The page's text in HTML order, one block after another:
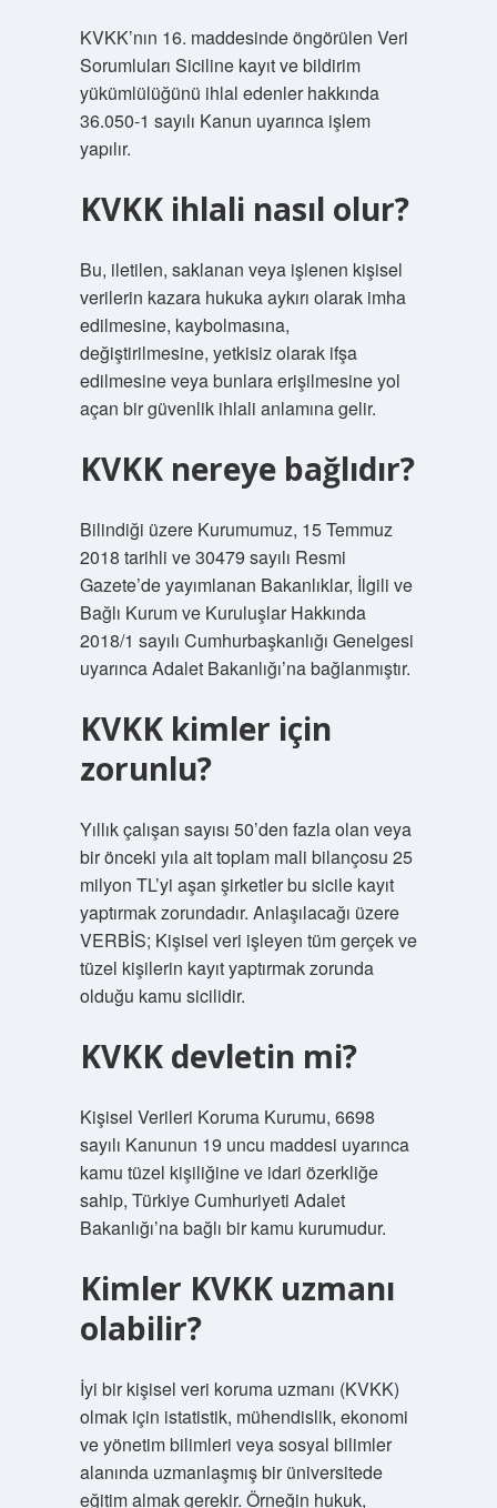
KVKK’nın 16. maddesinde öngörülen Veri
Sorumluları Siciline kayıt ve bildirim
yükümlülüğünü ihlal edenler hakkında
36.050-1 sayılı Kanun uyarınca işlem
yapılır.
KVKK ihlali nasıl olur?
Bu, iletilen, saklanan veya işlenen kişisel
verilerin kazara hukuka aykırı olarak imha
edilmesine, kaybolmasına,
değiştirilmesine, yetkisiz olarak ifşa
edilmesine veya bunlara erişilmesine yol
açan bir güvenlik ihlali anlamına gelir.
KVKK nereye bağlıdır?
Bilindiği üzere Kurumumuz, 15 Temmuz
2018 tarihli ve 30479 sayılı Resmi
Gazete’de yayımlanan Bakanlıklar, İlgili ve
Bağlı Kurum ve Kuruluşlar Hakkında
2018/1 sayılı Cumhurbaşkanlığı Genelgesi
uyarınca Adalet Bakanlığı’na bağlanmıştır.
KVKK kimler için
zorunlu?
Yıllık çalışan sayısı 50’den fazla olan veya
bir önceki yıla ait toplam mali bilançosu 25
milyon TL’yi aşan şirketler bu sicile kayıt
yaptırmak zorundadır. Anlaşılacağı üzere
VERBİS; Kişisel veri işleyen tüm gerçek ve
tüzel kişilerin kayıt yaptırmak zorunda
olduğu kamu sicilidir.
KVKK devletin mi?
Kişisel Verileri Koruma Kurumu, 6698
sayılı Kanunun 19 uncu maddesi uyarınca
kamu tüzel kişiliğine ve idari özerkliğe
sahip, Türkiye Cumhuriyeti Adalet
Bakanlığı’na bağlı bir kamu kurumudur.
Kimler KVKK uzmanı
olabilir?
İyi bir kişisel veri koruma uzmanı (KVKK)
olmak için istatistik, mühendislik, ekonomi
ve yönetim bilimleri veya sosyal bilimler
alanında uzmanlaşmış bir üniversitede
eğitim almak gerekir. Örneğin hukuk,